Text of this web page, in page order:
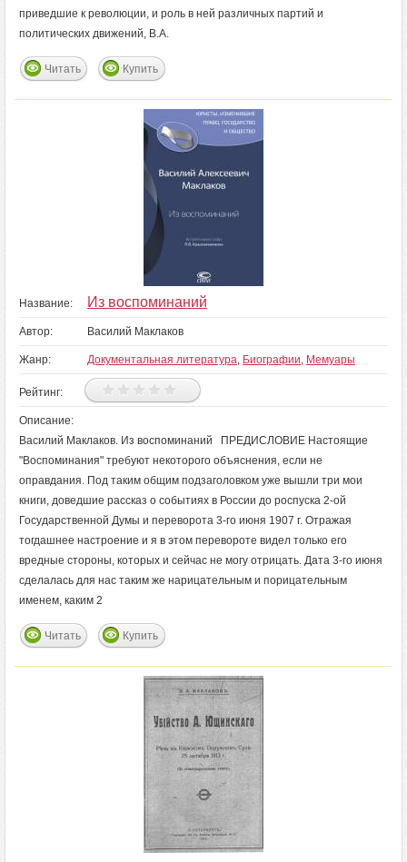
приведшие к революции, и роль в ней различных партий и
политических движений, В.А.
Читать Купить
Название: Из воспоминаний
Автор: Василий Маклаков
Жанр: Документальная литература, Биографии, Мемуары
Рейтинг:
Описание:
Василий Маклаков. Из воспоминаний ПРЕДИСЛОВИЕ Настоящие
"Воспоминания" требуют некоторого объяснения, если не
оправдания. Под таким общим подзаголовком уже вышли три мои
книги, доведшие рассказ о событиях в России до роспуска 2-ой
Государственной Думы и переворота 3-го июня 1907 г. Отражая
тогдашнее настроение и я в этом перевороте видел только его
вредные стороны, которых и сейчас не могу отрицать. Дата 3-го июня
сделалась для нас таким же нарицательным и порицательным
именем, каким 2
Читать Купить